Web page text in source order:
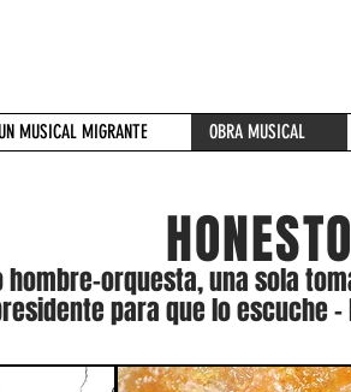
MUSICAL MIGRANTE OBRA MUSICAL
orquesta, una sola
para que lo escuche -